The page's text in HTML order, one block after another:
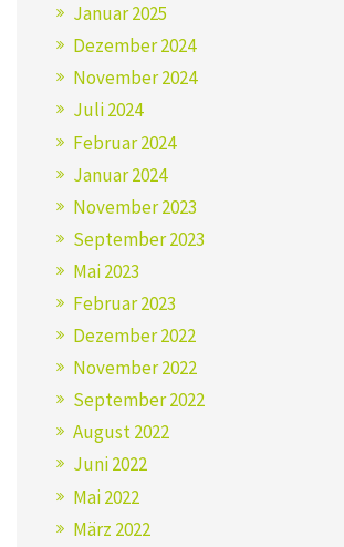
Januar 2025
Dezember 2024
November 2024
Juli 2024
Februar 2024
Januar 2024
November 2023
September 2023
Mai 2023
Februar 2023
Dezember 2022
November 2022
September 2022
August 2022
Juni 2022
Mai 2022
März 2022